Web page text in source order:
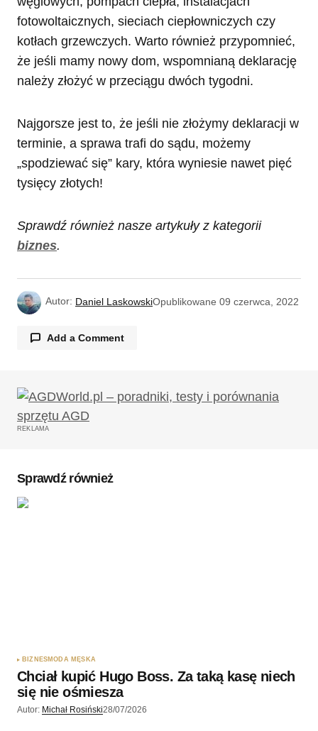
fotowoltaicznych, sieciach ciepłowniczych czy
kotłach grzewczych. Warto również przypomnieć,
że jeśli mamy nowy dom, wspomnianą deklarację
należy złożyć w przeciągu dwóch tygodni.
Najgorsze jest to, że jeśli nie złożymy deklaracji w
terminie, a sprawa trafi do sądu, możemy
„spodziewać się” kary, która wyniesie nawet pięć
tysięcy złotych!
Sprawdź również nasze artykuły z kategorii
biznes.
Autor: Daniel LaskowskiOpublikowane 09 czerwca, 2022
Add a Comment
Twój adres email nie zostanie opublikowany.
Wymagane pola są oznaczone
Wyślij komentarz
REKLAMA
Sprawdź również
BIZNESMODA MĘSKA
Chciał kupić Hugo Boss. Za taką kasę niech
się nie ośmiesza
Autor: Michał Rosiński28/07/2026